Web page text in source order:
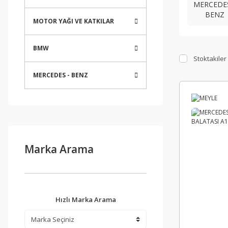
MOTOR YAĞI VE KATKILAR
BMW
MERCEDES - BENZ
Marka Arama
Hızlı Marka Arama
BENZ
Stoktakiler